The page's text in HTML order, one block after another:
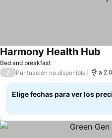
Bed and breakfast
Harmony Health Hub
/ Puntuación no disponible a
Elige fechas para ver los